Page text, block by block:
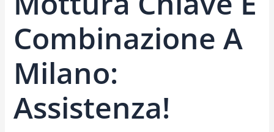
Combinazione A
Milano:
Assistenza!